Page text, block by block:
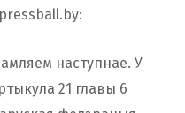
наступнае. У
21 главы 6